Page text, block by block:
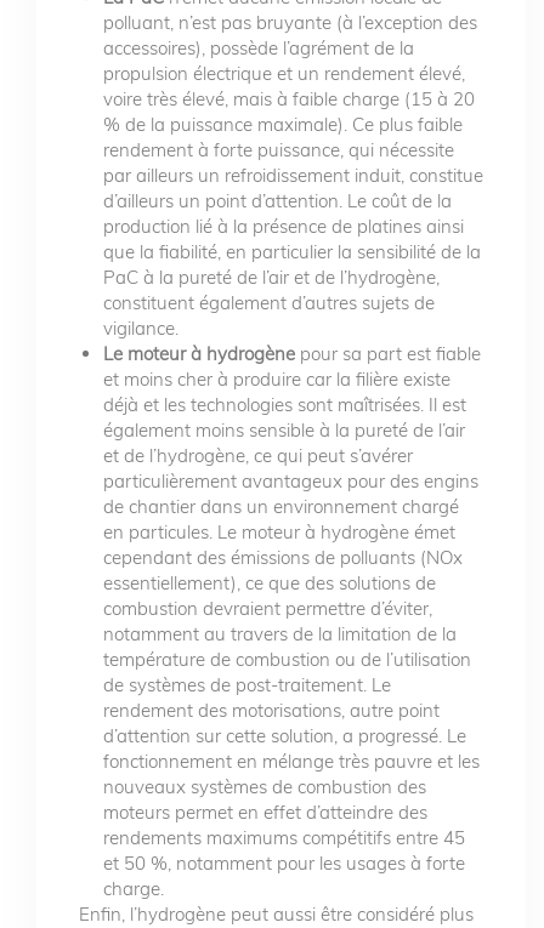
polluant, n’est pas bruyante (à l’exception des
accessoires), possède l’agrément de la
propulsion électrique et un rendement élevé,
voire très élevé, mais à faible charge (15 à 20
% de la puissance maximale). Ce plus faible
rendement à forte puissance, qui nécessite
par ailleurs un refroidissement induit, constitue
d’ailleurs un point d’attention. Le coût de la
production lié à la présence de platines ainsi
que la fiabilité, en particulier la sensibilité de la
PaC à la pureté de l’air et de l’hydrogène,
constituent également d’autres sujets de
vigilance.
Le moteur à hydrogène pour sa part est fiable
et moins cher à produire car la filière existe
déjà et les technologies sont maîtrisées. Il est
également moins sensible à la pureté de l’air
et de l’hydrogène, ce qui peut s’avérer
particulièrement avantageux pour des engins
de chantier dans un environnement chargé
en particules. Le moteur à hydrogène émet
cependant des émissions de polluants (NOx
essentiellement), ce que des solutions de
combustion devraient permettre d’éviter,
notamment au travers de la limitation de la
température de combustion ou de l’utilisation
de systèmes de post-traitement. Le
rendement des motorisations, autre point
d’attention sur cette solution, a progressé. Le
fonctionnement en mélange très pauvre et les
nouveaux systèmes de combustion des
moteurs permet en effet d’atteindre des
rendements maximums compétitifs entre 45
et 50 %, notamment pour les usages à forte
charge.
Enfin, l’hydrogène peut aussi être considéré plus